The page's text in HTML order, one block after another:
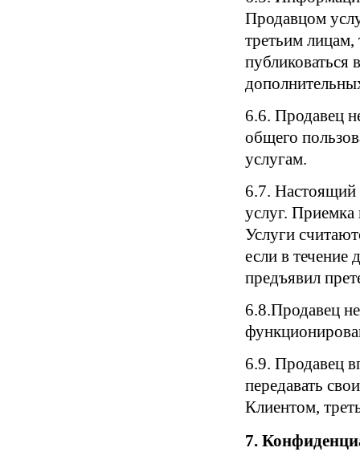
Продавцом
третьим лицам,
6.6. Продавец
общего
услугам.
6.7. Настоящий
услуг. Приемка
Услуги
если в течение
предъявил
6.8.Продавец
6.9. Продавец
передавать
Клиентом,
7.